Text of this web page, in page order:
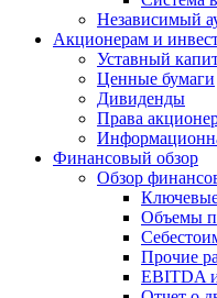
Независимый
Акционерам и
Уставный
Ценные бумаги
Дивиденды
Права
Финансовый обзор
Обзор
Ключевые
Объемы
Прочие
EBITDA